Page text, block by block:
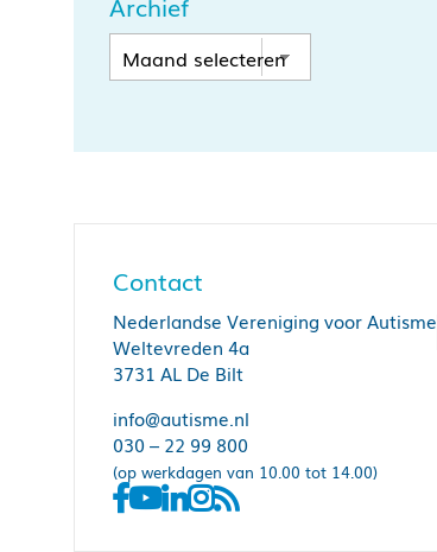
Contact
Nederlandse Vereniging voor Autisme
Weltevreden 4a
3731 AL De Bilt
info@autisme.nl
030 – 22 99 800
(op werkdagen van 10.00 tot 14.00)